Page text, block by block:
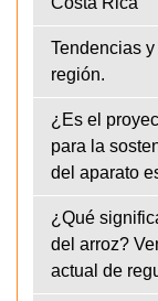
Tendencias
región.
¿Es el
para la
del aparato
¿Qué
del arroz?
actual de